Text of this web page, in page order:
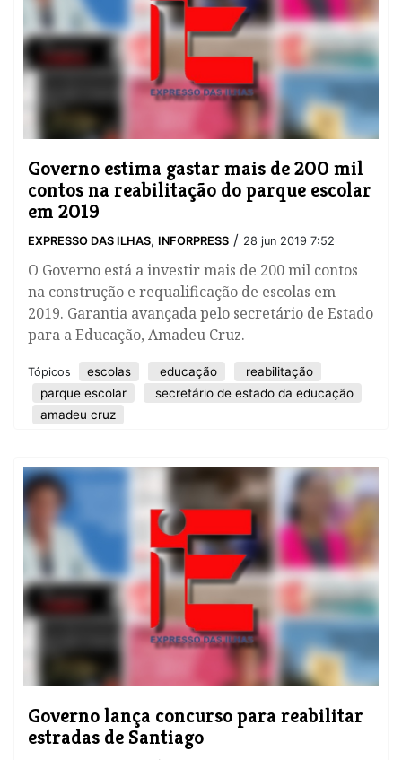
Governo estima gastar mais de 200 mil
contos na reabilitação do parque escolar
em 2019
EXPRESSO DAS ILHAS, INFORPRESS / 28 jun 2019 7:52
O Governo está a investir mais de 200 mil contos
na construção e requalificação de escolas em
2019. Garantia avançada pelo secretário de Estado
para a Educação, Amadeu Cruz.
Tópicos escolas educação
reabilitação
parque escolar
secretário de estado da educação
amadeu cruz
Governo lança concurso para reabilitar
estradas de Santiago